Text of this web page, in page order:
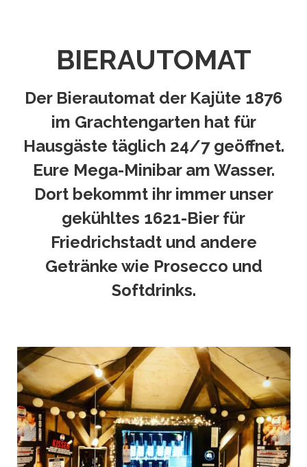
BIERAUTOMAT
Der Bierautomat der Kajüte 1876
im Grachtengarten hat für
Hausgäste täglich 24/7 geöffnet.
Eure Mega-Minibar am Wasser.
Dort bekommt ihr immer unser
gekühltes 1621-Bier für
Friedrichstadt und andere
Getränke wie Prosecco und
Softdrinks.